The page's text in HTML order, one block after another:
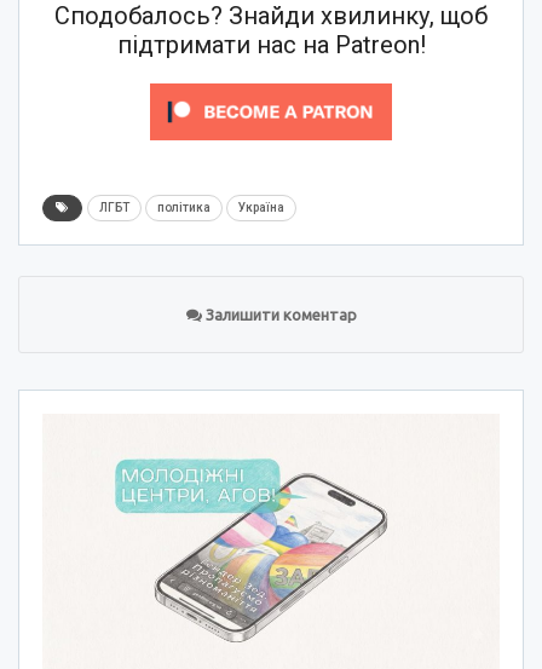
Сподобалось? Знайди хвилинку, щоб
підтримати нас на Patreon!
ЛГБТ політика Україна
Залишити коментар